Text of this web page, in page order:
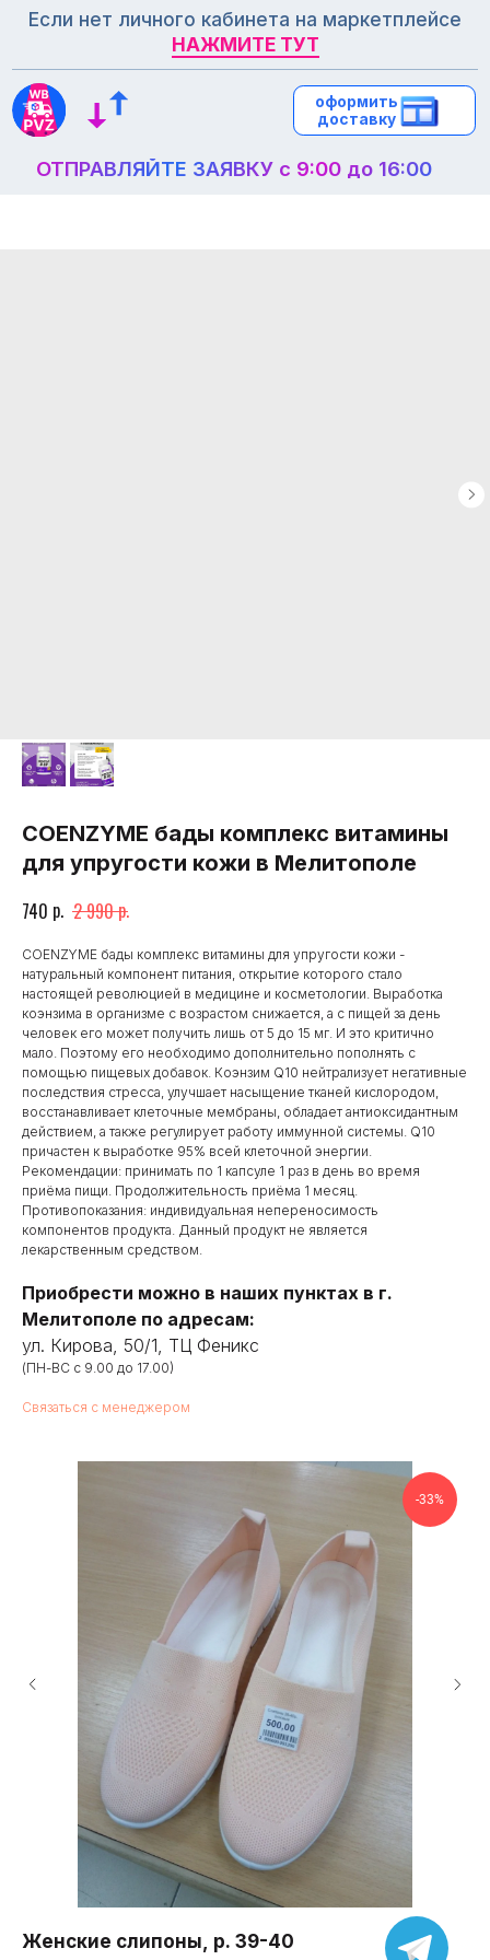
Если нет личного кабинета на маркетплейсе
НАЖМИТЕ ТУТ
оформить
доставку
НАЖМИТЕ ТУТ
оформить
доставку
COENZYME бады комплекс витамины
для упругости кожи в Мелитополе
740 р. 2 990р.
COENZYME бады комплекс витамины для упругости кожи -
натуральный компонент питания, открытие которого стало
настоящей революцией в медицине и косметологии. Выработка
коэнзима в организме с возрастом снижается, а с пищей за день
человек его может получить лишь от 5 до 15 мг. И это критично
мало. Поэтому его необходимо дополнительно пополнять с
помощью пищевых добавок. Коэнзим Q10 нейтрализует негативные
последствия стресса, улучшает насыщение тканей кислородом,
восстанавливает клеточные мембраны, обладает антиоксидантным
действием, а также регулирует работу иммунной системы. Q10
причастен к выработке 95% всей клеточной энергии.
Рекомендации: принимать по 1 капсуле 1 раз в день во время
приёма пищи. Продолжительность приёма 1 месяц.
Противопоказания: индивидуальная непереносимость
компонентов продукта. Данный продукт не является
лекарственным средством.
Приобрести можно в наших пунктах в г.
Мелитополе по адресам:
ул. Кирова, 50/1, ТЦ Феникс
(ПН-ВС с 9.00 до 17.00)
Связаться с менеджером
-33%
Женские слипоны, р. 39-40